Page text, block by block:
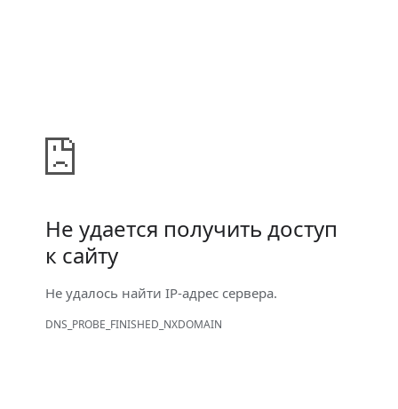
Не удается получить доступ
к сайту
Не удалось найти IP-адрес сервера.
DNS_PROBE_FINISHED_NXDOMAIN